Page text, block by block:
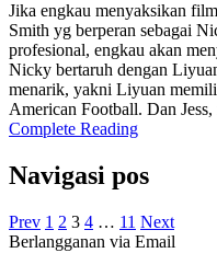
Jika engkau menyaksikan
Smith yg berperan sebagai
profesional, engkau akan
Nicky bertaruh dengan
menarik, yakni Liyuan
American Football. Dan
Complete Reading
Navigasi pos
Prev 1 2 3 4 … 11 Next
Berlangganan via Email